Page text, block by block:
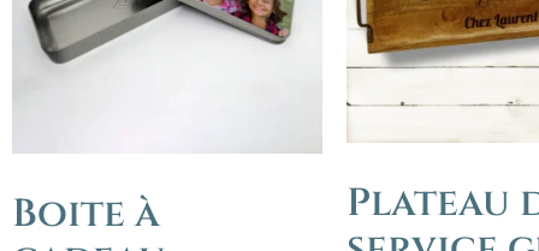
Boite à
Plateau